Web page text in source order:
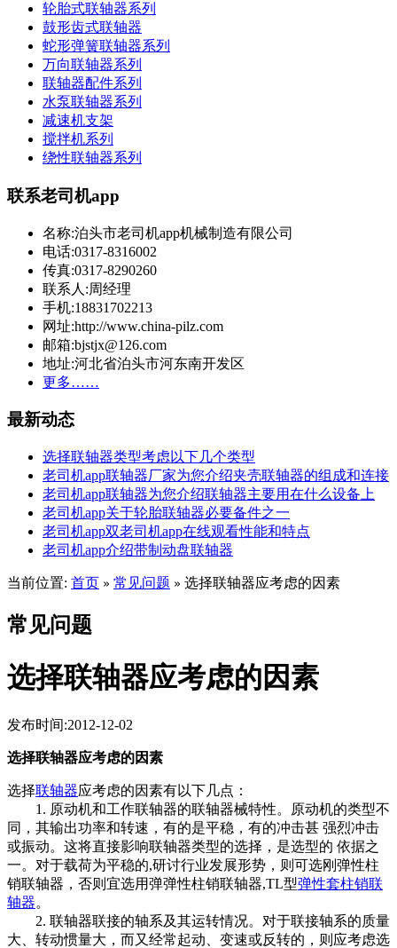
轮胎式联轴器系列
鼓形齿式联轴器
蛇形弹簧联轴器系列
万向联轴器系列
联轴器配件系列
水泵联轴器系列
减速机支架
搅拌机系列
绕性联轴器系列
联系老司机app
名称:泊头市老司机app机械制造有限公司
电话:0317-8316002
传真:0317-8290260
联系人:周经理
手机:18831702213
网址:http://www.china-pilz.com
邮箱:bjstjx@126.com
地址:河北省泊头市河东南开发区
更多……
最新动态
选择联轴器类型考虑以下几个类型
老司机app联轴器厂家为您介绍夹壳联轴器的组成和连接
老司机app联轴器为您介绍联轴器主要用在什么设备上
老司机app关于轮胎联轴器必要备件之一
老司机app双老司机app在线观看性能和特点
老司机app介绍带制动盘联轴器
当前位置: 首页 » 常见问题 » 选择联轴器应考虑的因素
常见问题
选择联轴器应考虑的因素
发布时间:2012-12-02
选择联轴器应考虑的因素
选择联轴器应考虑的因素有以下几点：
1. 原动机和工作联轴器的联轴器械特性。原动机的类型不
同，其输出功率和转速，有的是平稳，有的冲击甚 强烈冲击
或振动。这将直接影响联轴器类型的选择，是选型的 依据之
一。对于载荷为平稳的,研讨行业发展形势，则可选刚弹性柱
销联轴器，否则宜选用弹弹性柱销联轴器,TL型弹性套柱销联
轴器。
2. 联轴器联接的轴系及其运转情况。对于联接轴系的质量
大、转动惯量大，而又经常起动、变速或反转的，则应考虑选